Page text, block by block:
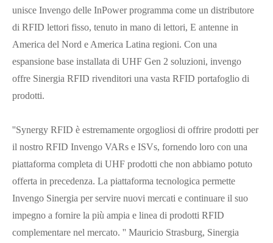
unisce Invengo delle InPower programma come un distributore
di RFID lettori fisso, tenuto in mano di lettori, E antenne in
America del Nord e America Latina regioni. Con una
espansione base installata di UHF Gen 2 soluzioni, invengo
offre Sinergia RFID rivenditori una vasta RFID portafoglio di
prodotti.
''Synergy RFID è estremamente orgogliosi di offrire prodotti per
il nostro RFID Invengo VARs e ISVs, fornendo loro con una
piattaforma completa di UHF prodotti che non abbiamo potuto
offerta in precedenza. La piattaforma tecnologica permette
Invengo Sinergia per servire nuovi mercati e continuare il suo
impegno a fornire la più ampia e linea di prodotti RFID
complementare nel mercato. '' Mauricio Strasburg, Sinergia